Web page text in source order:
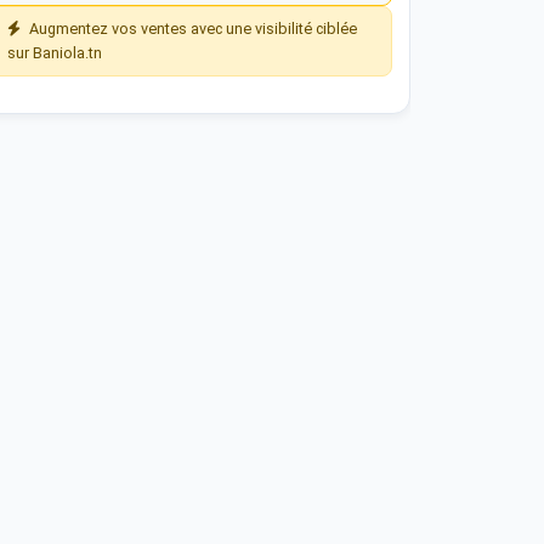
Augmentez vos ventes avec une visibilité ciblée
sur Baniola.tn